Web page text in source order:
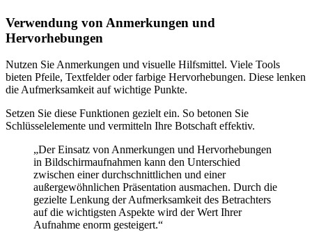
Verwendung von Anmerkungen und
Hervorhebungen
Nutzen Sie Anmerkungen und visuelle Hilfsmittel. Viele Tools
bieten Pfeile, Textfelder oder farbige Hervorhebungen. Diese lenken
die Aufmerksamkeit auf wichtige Punkte.
Setzen Sie diese Funktionen gezielt ein. So betonen Sie
Schlüsselelemente und vermitteln Ihre Botschaft effektiv.
„Der Einsatz von Anmerkungen und Hervorhebungen
in Bildschirmaufnahmen kann den Unterschied
zwischen einer durchschnittlichen und einer
außergewöhnlichen Präsentation ausmachen. Durch die
gezielte Lenkung der Aufmerksamkeit des Betrachters
auf die wichtigsten Aspekte wird der Wert Ihrer
Aufnahme enorm gesteigert.“